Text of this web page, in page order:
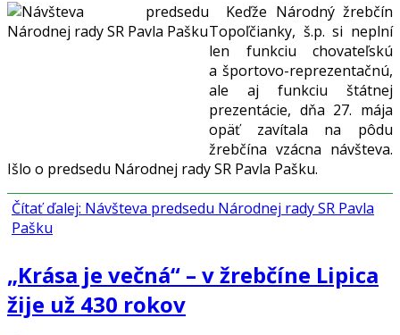
Keďže Národný žrebčín
Topoľčianky, š.p. si neplní
len funkciu chovateľskú
a športovo-reprezentačnú,
ale aj funkciu štátnej
prezentácie, dňa 27. mája
opäť zavítala na pôdu
žrebčína vzácna návšteva.
Išlo o predsedu Národnej rady SR Pavla Pašku.
Čítať ďalej: Návšteva predsedu Národnej rady SR Pavla
Pašku
„Krása je večná“ – v žrebčíne Lipica
žije už 430 rokov